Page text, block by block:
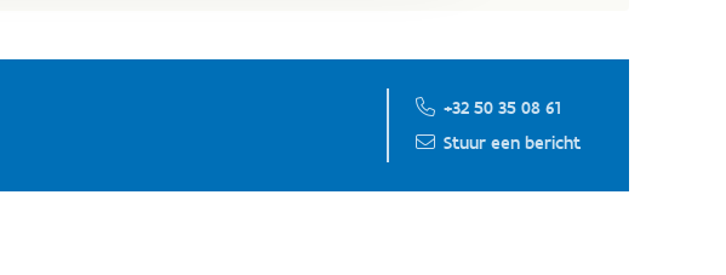
+32 50 35 08 61
Stuur een bericht